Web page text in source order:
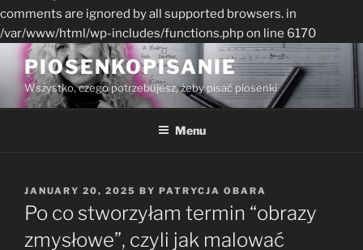
comments are ignored by all supported browsers. in
/var/www/html/wp-includes/functions.php on line 6170
Skip
content
PIOSENKOPISANIE
Wszystko, czego potrzebujesz, żeby pisać piosenki
Menu
POSTED
ON
JANUARY 20, 2025 BY PATRYCJA OBARA
Po co stworzyłam termin “obrazy
zmysłowe”, czyli jak malować